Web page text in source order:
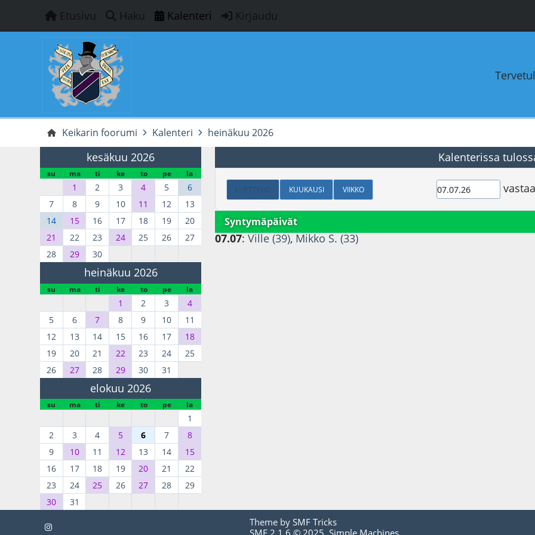
Etusivu Haku Kalenteri Kirjaudu
Keikarin foorumi Kalenteri heinäkuu 2026
kesäkuu 2026
su ma ti ke to pe la
1 2 3 4 5
6
7
8 9 10 11 12
13
14
15 16 17 18 19
20
21
22 23 24 25 26
27
28
29 30
heinäkuu 2026
su ma ti ke to pe la
1 2 3
4
5
6 7 8 9 10
11
12
13 14 15 16 17
18
19
20 21 22 23 24
25
26
27 28 29 30 31
elokuu 2026
su ma ti ke to pe la
1
2
3 4 5 6 7
8
9
10 11 12 13 14
15
16
17 18 19 20 21
22
23
24 25 26 27 28
29
30
31
Kalenterissa
LUETTELO KUUKAUSI VIIKKO
Syntymäpäivät
07.07: Ville (39), Mikko S. (33)
Theme by SMF Tricks